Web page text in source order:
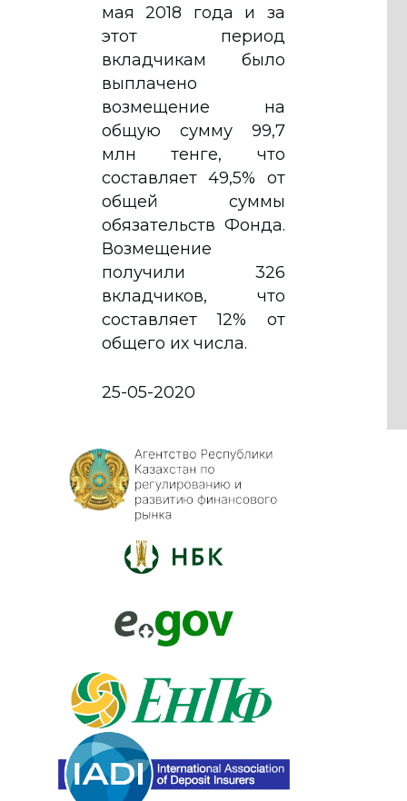
мая 2018 года и за
этот период
вкладчикам было
выплачено
возмещение на
общую сумму 99,7
млн тенге, что
составляет 49,5% от
общей суммы
обязательств Фонда.
Возмещение
получили 326
вкладчиков, что
составляет 12% от
общего их числа.
25-05-2020